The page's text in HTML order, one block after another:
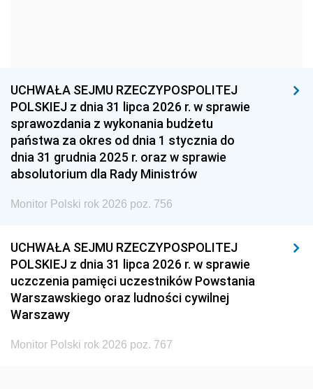
1954 1953 1952
1951 1950
1948 1947 1946
1939 1938
UCHWAŁA SEJMU RZECZYPOSPOLITEJ
POLSKIEJ z dnia 31 lipca 2026 r. w sprawie
sprawozdania z wykonania budżetu
państwa za okres od dnia 1 stycznia do
dnia 31 grudnia 2025 r. oraz w sprawie
absolutorium dla Rady Ministrów
Monitor Polski rok 2026 poz. 756
UCHWAŁA SEJMU RZECZYPOSPOLITEJ
POLSKIEJ z dnia 31 lipca 2026 r. w sprawie
uczczenia pamięci uczestników Powstania
Warszawskiego oraz ludności cywilnej
Warszawy
Monitor Polski rok 2026 poz. 767